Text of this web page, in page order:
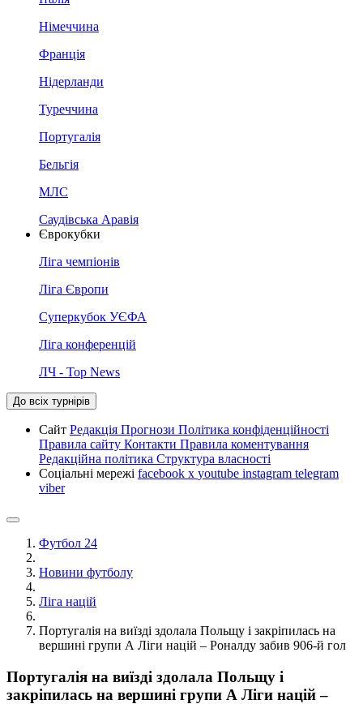
Німеччина
Франція
Нідерланди
Туреччина
Португалія
Бельгія
МЛС
Саудівська Аравія
Єврокубки
Ліга чемпіонів
Ліга Європи
Суперкубок УЄФА
Ліга конференцій
ЛЧ - Top News
До всіх турнірів
Сайт Редакція Прогнози Політика конфіденційності
Правила сайту Контакти Правила коментування
Редакційна політика Структура власності
Соціальні мережі facebook x youtube instagram telegram
viber
Футбол 24
Новини футболу
Ліга націй
Португалія на виїзді здолала Польщу і закріпилась на
вершині групи А Ліги націй – Роналду забив 906-й гол
Португалія на виїзді здолала Польщу і
закріпилась на вершині групи А Ліги націй –